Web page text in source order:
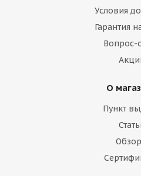
Условия
Гарантия
Вопрос-
О
Пункт